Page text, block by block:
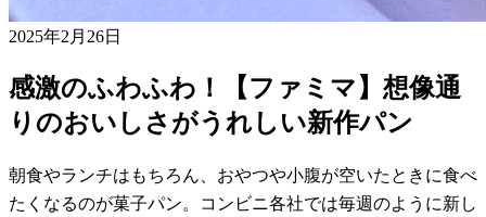
2025年2月26日
感激のふわふわ！【ファミマ】想像通
りのおいしさがうれしい新作パン
朝食やランチはもちろん、おやつや小腹が空いたときに食べ
たくなるのが菓子パン。コンビニ各社では毎週のように新し